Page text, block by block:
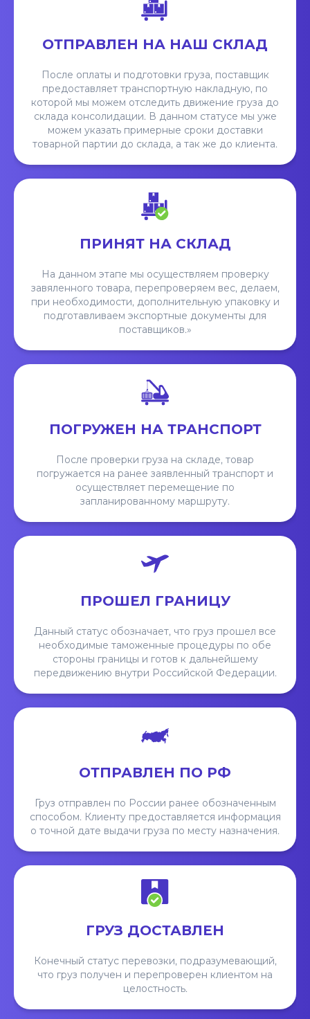
ОТПРАВЛЕН НА НАШ СКЛАД
После оплаты и подготовки груза, поставщик
предоставляет транспортную накладную, по
которой мы можем отследить движение груза до
склада консолидации. В данном статусе мы уже
можем указать примерные сроки доставки
товарной партии до склада, а так же до клиента.
ПРИНЯТ НА СКЛАД
На данном этапе мы осуществляем проверку
завяленного товара, перепроверяем вес, делаем,
при необходимости, дополнительную упаковку и
подготавливаем экспортные документы для
поставщиков.»
ПОГРУЖЕН НА ТРАНСПОРТ
После проверки груза на складе, товар
погружается на ранее заявленный транспорт и
осуществляет перемещение по
запланированному маршруту.
ПРОШЕЛ ГРАНИЦУ
Данный статус обозначает, что груз прошел все
необходимые таможенные процедуры по обе
стороны границы и готов к дальнейшему
передвижению внутри Российской Федерации.
ОТПРАВЛЕН ПО РФ
Груз отправлен по России ранее обозначенным
способом. Клиенту предоставляется информация
о точной дате выдачи груза по месту назначения.
ГРУЗ ДОСТАВЛЕН
Конечный статус перевозки, подразумевающий,
что груз получен и перепроверен клиентом на
целостность.